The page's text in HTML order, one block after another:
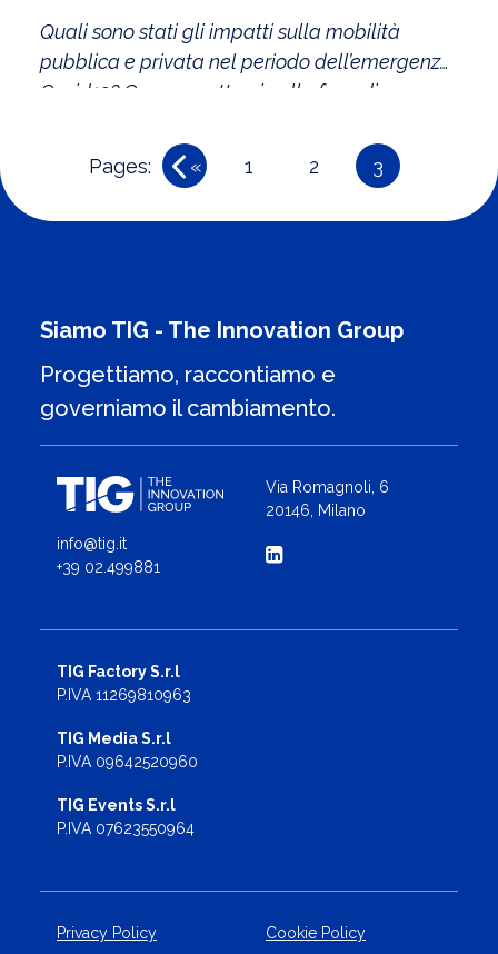
Trasporti
Quali sono stati gli impatti sulla mobilità
pubblica e privata nel periodo dell’emergenza
Covid19? Cosa aspettarsi nella fase di
questa situazione? Ne abbiamo parlato con
Rossella Panero, Presidente TTS Italia,
Pages: « 1 2 3
Siamo TIG - The Innovation Group
Progettiamo, raccontiamo e
governiamo il cambiamento.
info@tig.it
+39 02.499881
Via Romagnoli, 6
20146, Milano
TIG Factory S.r.l
P.IVA 11269810963
TIG Media S.r.l
P.IVA 09642520960
TIG Events S.r.l
P.IVA 07623550964
Privacy Policy Cookie Policy